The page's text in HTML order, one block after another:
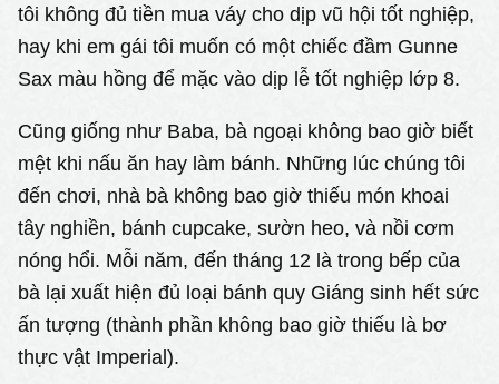
tôi không đủ tiền mua váy cho dịp vũ hội tốt nghiệp,
hay khi em gái tôi muốn có một chiếc đầm Gunne
Sax màu hồng để mặc vào dịp lễ tốt nghiệp lớp 8.
Cũng giống như Baba, bà ngoại không bao giờ biết
mệt khi nấu ăn hay làm bánh. Những lúc chúng tôi
đến chơi, nhà bà không bao giờ thiếu món khoai
tây nghiền, bánh cupcake, sườn heo, và nồi cơm
nóng hổi. Mỗi năm, đến tháng 12 là trong bếp của
bà lại xuất hiện đủ loại bánh quy Giáng sinh hết sức
ấn tượng (thành phần không bao giờ thiếu là bơ
thực vật Imperial).